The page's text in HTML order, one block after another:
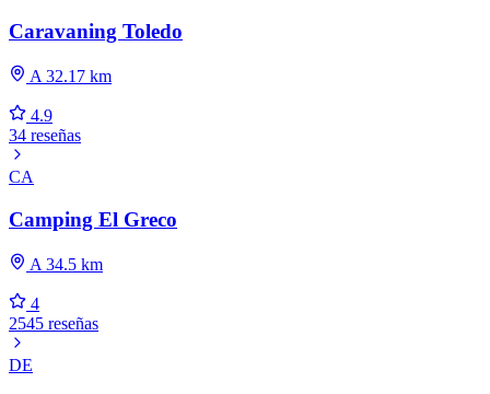
Caravaning Toledo
A 32.17 km
4.9
34 reseñas
CA
Camping El Greco
A 34.5 km
4
2545 reseñas
DE